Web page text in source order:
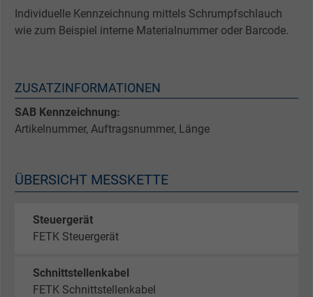
Individuelle Kennzeichnung mittels Schrumpfschlauch
wie zum Beispiel interne Materialnummer oder Barcode.
ZUSATZINFORMATIONEN
SAB Kennzeichnung:
Artikelnummer, Auftragsnummer, Länge
ÜBERSICHT MESSKETTE
Steuergerät
FETK Steuergerät
Schnittstellenkabel
FETK Schnittstellenkabel